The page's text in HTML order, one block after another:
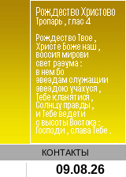
КОНТАКТЫ
09.08.26